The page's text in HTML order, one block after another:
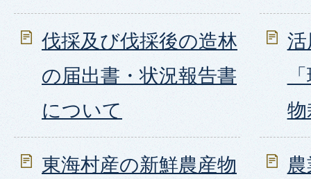
伐採及び伐採後の造林
の届出書・状況報告書
について
物
東海村産の新鮮農産物